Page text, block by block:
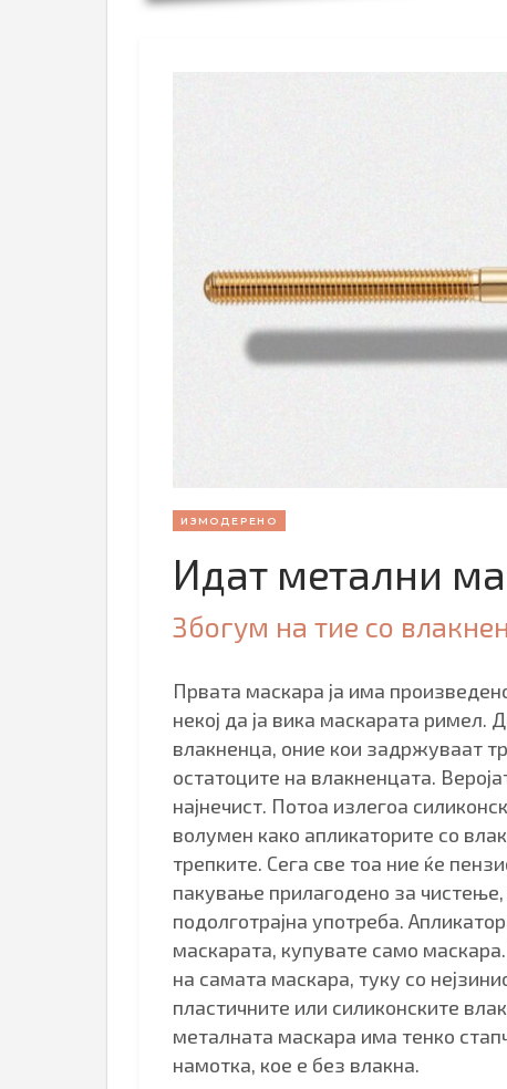
ИЗМОДЕРЕНО
Идат метални
Збогум на тие со
Првата маскара ја има
некој да ја вика маскарата
влакненца, оние кои задржуваат
остатоците на влакненцата.
најнечист. Потоа излегоа
волумен како апликаторите со
трепките. Сега све тоа ние ќе
пакување прилагодено за
подолготрајна употреба.
маскарата, купувате само
на самата маскара, туку со
пластичните или силиконските
металната маскара има тенко
намотка, кое е без влакна.